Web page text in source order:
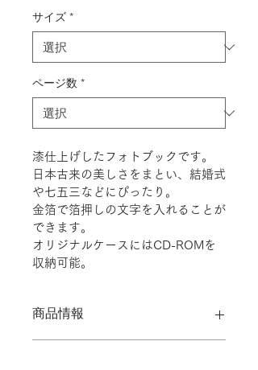
サイズ *
ページ数 *
漆仕上げしたフォトブックです。
日本古来の美しさをまとい、結婚式
や七五三などにぴったり。
金箔で箔押しの文字を入れることが
できます。
オリジナルケースにはCD-ROMを
収納可能。
商品情報